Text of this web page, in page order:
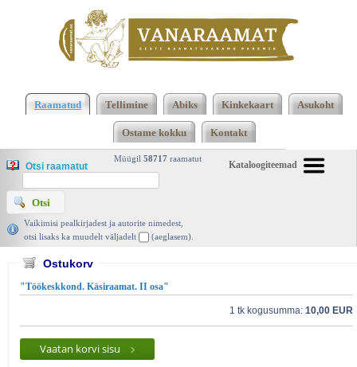
järjekorras, 2474 leheküljelKasutatud raamatud |
Vanaraamat. ee raamatupood
Raamatud Tellimine Abiks Kinkekaart Asukoht
Ostame kokku Kontakt
Kataloogiteemad
Müügil 58717 raamatut
Otsi raamatut
Vaikimisi pealkirjadest ja autorite nimedest,
otsi lisaks ka muudelt väljadelt
(aeglasem).
Ostukorv
"Töökeskkond. Käsiraamat. II osa"
1 tk kogusumma: 10,00 EUR
Vaatan korvi sisu